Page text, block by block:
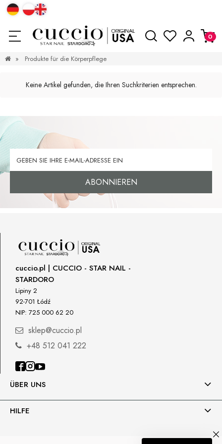
» Produkte für die Körperpflege
Keine Artikel gefunden, die Ihren Suchkriterien entsprechen.
ABONNIEREN
ÜBER UNS
HILFE
cuccio.pl | CUCCIO - STAR NAIL -
STARDORO
Lipiny 2
92-701 Łódź
NIP: 725 000 62 20
sklep@cuccio.pl
+48 512 041 222